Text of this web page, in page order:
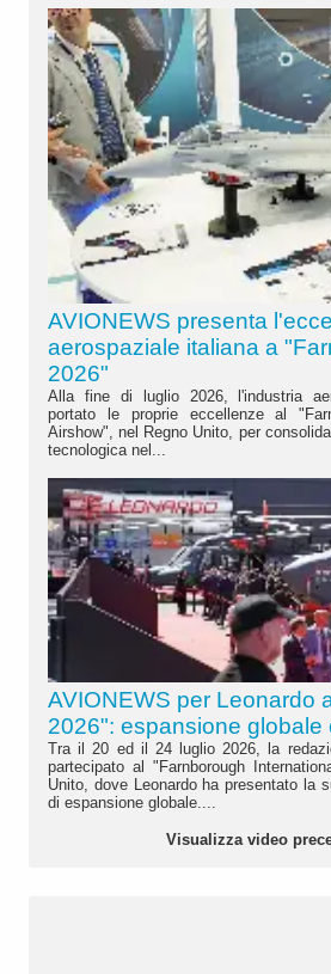
AVIONEWS presenta
aerospaziale italiana a
2026"
Alla fine di luglio 2026, l'industria
portato le proprie eccellenze al
Airshow", nel Regno Unito, per
tecnologica nel...
AVIONEWS per Leonardo
2026": espansione globale
Tra il 20 ed il 24 luglio 2026, la
partecipato al "Farnborough
Unito, dove Leonardo ha presentato la
di espansione globale....
Visualizza video